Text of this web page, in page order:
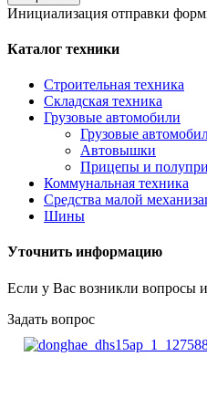
Инициализация отправки
Каталог техники
Строительная техника
Складская техника
Грузовые автомобили
Грузовые
Автовышки
Прицепы и
Коммунальная техника
Средства малой
Шины
Уточнить информацию
Если у Вас возникли вопросы
Задать вопрос